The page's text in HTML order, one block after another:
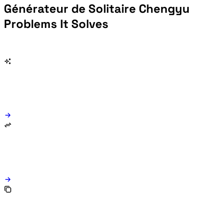
Générateur de Solitaire Chengyu
Problems It Solves